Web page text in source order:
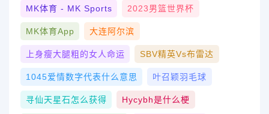
MK体育 - MK Sports 2023男篮世界杯
MK体育App 大连阿尔滨
上身瘦大腿粗的女人命运 SBV精英vs布雷达
1045爱情数字代表什么意思 叶召颖羽毛球
寻仙天星石怎么获得 Hycybh是什么梗